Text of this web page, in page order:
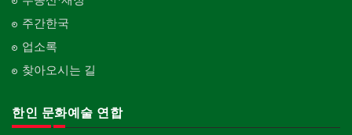
주간한국
업소록
찾아오시는 길
한인 문화예술 연합